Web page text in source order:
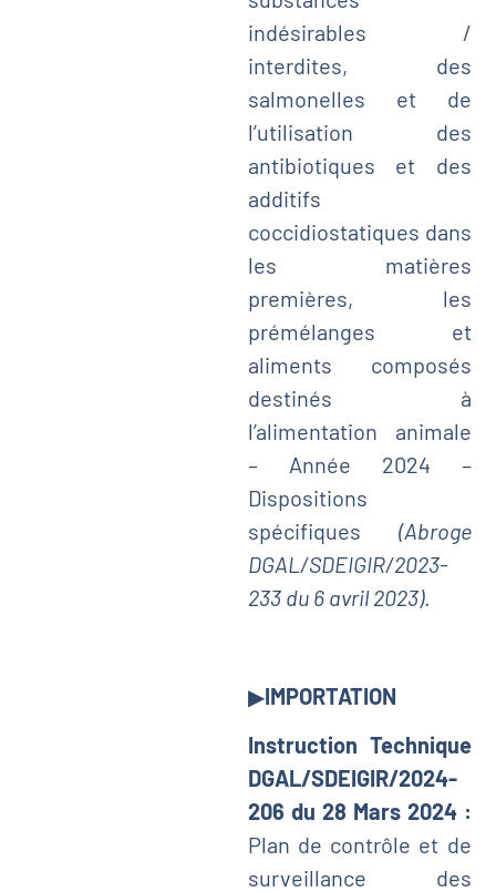
indésirables /
interdites, des
salmonelles et de
l’utilisation des
antibiotiques et des
additifs
coccidiostatiques dans
les matières
premières, les
prémélanges et
aliments composés
destinés à
l’alimentation animale
– Année 2024 –
Dispositions
spécifiques (Abroge
DGAL/SDEIGIR/2023-
233 du 6 avril 2023).
▶IMPORTATION
Instruction Technique
DGAL/SDEIGIR/2024-
206 du 28 Mars 2024 :
Plan de contrôle et de
surveillance des